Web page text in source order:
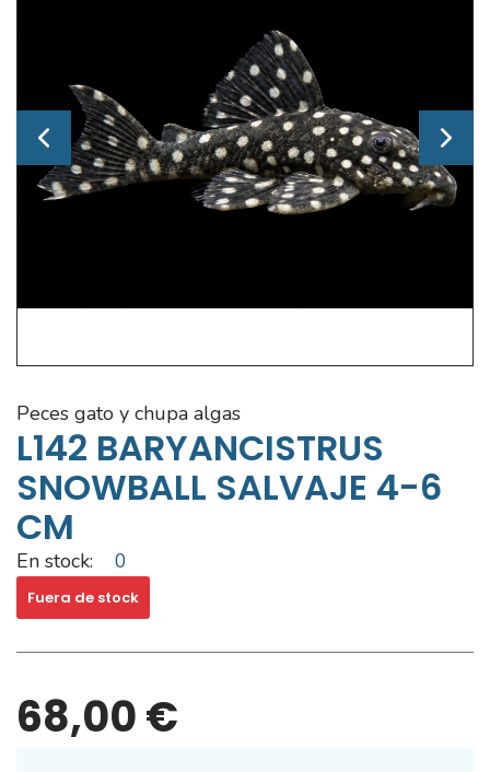
peces gato y chupa algas
L142 BARYANCISTRUS
SNOWBALL SALVAJE 4-6
CM
En stock: 0
Fuera de stock
68,00 €